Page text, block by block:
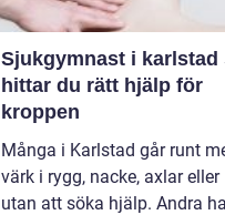
Sjukgymnast i karlstad så
hittar du rätt hjälp för
kroppen
Många i Karlstad går runt
värk i rygg, nacke, axlar
utan att söka hjälp. Andra